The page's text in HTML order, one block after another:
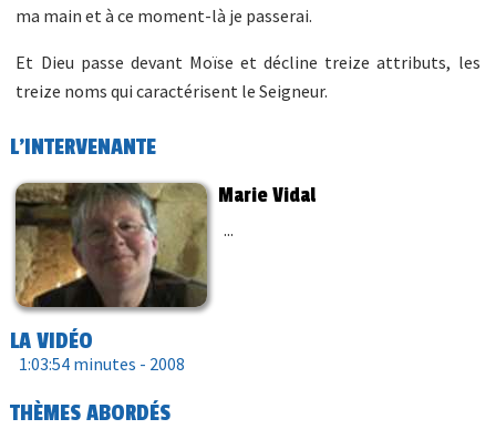
ma main et à ce moment-là je passerai.
Et Dieu passe devant Moïse et décline treize attributs, les
treize noms qui caractérisent le Seigneur.
L'INTERVENANTE
Marie Vidal
...
LA VIDÉO
1:03:54 minutes - 2008
THÈMES ABORDÉS